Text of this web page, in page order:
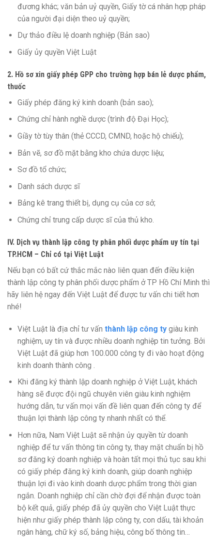
đương khác; văn bản uỷ quyền, Giấy tờ cá nhân hợp pháp
của người đại diện theo uỷ quyền;
Dự thảo điều lệ doanh nghiệp (Bản sao)
Giấy ủy quyền Việt Luật
2. Hồ sơ xin giấy phép GPP cho trường hợp bán lẻ dược phẩm,
thuốc
Giấy phép đăng ký kinh doanh (bản sao);
Chứng chỉ hành nghề dược (trình độ Đại Học);
Giầy tờ tùy thân (thẻ CCCD, CMND, hoặc hộ chiếu);
Bản vẽ, sơ đồ mặt bằng kho chứa dược liệu;
Sơ đồ tổ chức;
Danh sách dược sĩ
Bảng kê trang thiết bị, dụng cụ của cơ sở;
Chứng chỉ trung cấp dược sĩ của thủ kho.
IV. Dịch vụ thành lập công ty phân phối dược phẩm uy tín tại
TP.HCM – Chỉ có tại Việt Luật
Nếu bạn có bất cứ thắc mắc nào liên quan đến điều kiện
thành lập công ty phân phối dược phẩm ở TP Hồ Chí Minh thì
hãy liên hệ ngay đến Việt Luật để được tư vấn chi tiết hơn
nhé!
Việt Luật là địa chỉ tư vấn thành lập công tygiàu kinh
nghiệm, uy tín và được nhiều doanh nghiệp tin tưởng. Bởi
Việt Luật đã giúp hơn 100.000 công ty đi vào hoạt động
kinh doanh thành công .
Khi đăng ký thành lập doanh nghiệp ở Việt Luật, khách
hàng sẽ được đội ngũ chuyên viên giàu kinh nghiệm
hướng dẫn, tư vấn mọi vấn đề liên quan đến công ty để
thuận lợi thành lập công ty nhanh nhất có thể.
Hơn nữa, Nam Việt Luật sẽ nhận ủy quyền từ doanh
nghiệp để tư vấn thông tin công ty, thay mặt chuẩn bị hồ
sơ đăng ký doanh nghiệp và hoàn tất mọi thủ tục sau khi
có giấy phép đăng ký kinh doanh, giúp doanh nghiệp
thuận lợi đi vào kinh doanh dược phẩm trong thời gian
ngắn. Doanh nghiệp chỉ cần chờ đợi để nhận được toàn
bộ kết quả, giấy phép đã ủy quyền cho Việt Luật thực
hiện như giấy phép thành lập công ty, con dấu, tài khoản
ngân hàng, chữ ký số, bảng hiệu, công bố thông tin…